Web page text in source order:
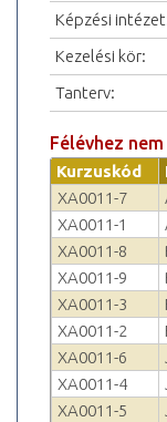
Képzési
Kezelési kör:
Tanterv:
Félévhez
Kurzuskód
XA0011-7
XA0011-1
XA0011-8
XA0011-9
XA0011-3
XA0011-2
XA0011-6
XA0011-4
XA0011-5